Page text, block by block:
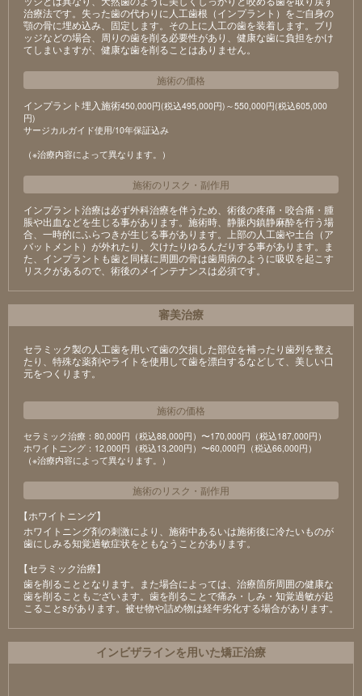
治療法です。失った歯の代わりに人工歯根（インプラント）をご自身の
顎の骨に埋め込み、固定します。その上に人工の歯を装着します。ブリ
ッジなどの場合、周りの歯を削る必要性があり、健康な歯に負担をかけ
てしまいますが、健康な歯を削ることはありません。
施術の価格
インプラント埋入施術450,000円(税込495,000円)～550,000円(税込605,000
円)
サージカルガイド使用/10年保証込み
（※治療内容によって異なります。）
施術のリスク ・ 副作用
インプラント治療は必ず外科治療を伴うため、術後の疼痛・咬合痛・腫
脹や出血などを生じる事があります。施術時、静脈内鎮静麻酔を行う場
合、一時的にふらつきが生じる事があります。上部の人工歯や土台（ア
バットメント）が外れたり、欠けたりゆるんだりする事があります。ま
た、インプラントも歯と同様に周囲の骨は歯周病のように吸収を起こす
リスクがあるので、術後のメインテナンスは必須です。
審美治療
セラミック製の⼈⼯⻭を⽤いて⻭の⽋損した部位を補ったり⻭列を整え
たり、特殊な薬剤やライトを使⽤して⻭を漂⽩するなどして、美しい⼝
元をつくります。
施術の価格
セラミック治療：80,000円（税込88,000円）〜170,000円（税込187,000円）
ホワイトニング：12,000円（税込13,200円）〜60,000円（税込66,000円）
（※治療内容によって異なります。）
施術のリスク ・ 副作用
【ホワイトニング】
ホワイトニング剤の刺激により、施術中あるいは施術後に冷たいものが
⻭にしみる知覚過敏症状をともなうことがあります。
【セラミック治療】
⻭を削ることとなります。また場合によっては、治療箇所周囲の健康な
⻭を削ることもございます。⻭を削ることで痛み・しみ・知覚過敏が起
こることsがあります。被せ物や詰め物は経年劣化する場合があります。
インビザラインを用いた矯正治療